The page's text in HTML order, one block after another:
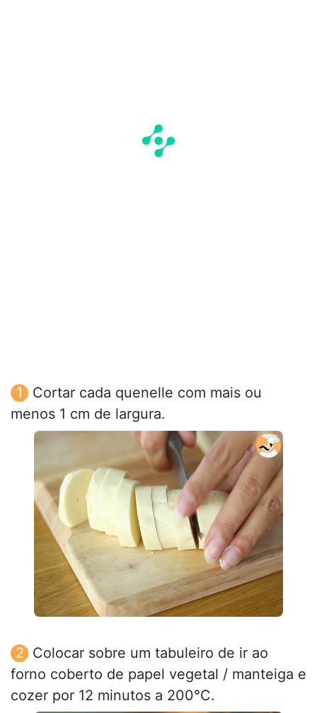
Cortar cada quenelle com mais ou
menos 1 cm de largura.
Colocar sobre um tabuleiro de ir ao
forno coberto de papel vegetal / manteiga e
cozer por 12 minutos a 200°C.